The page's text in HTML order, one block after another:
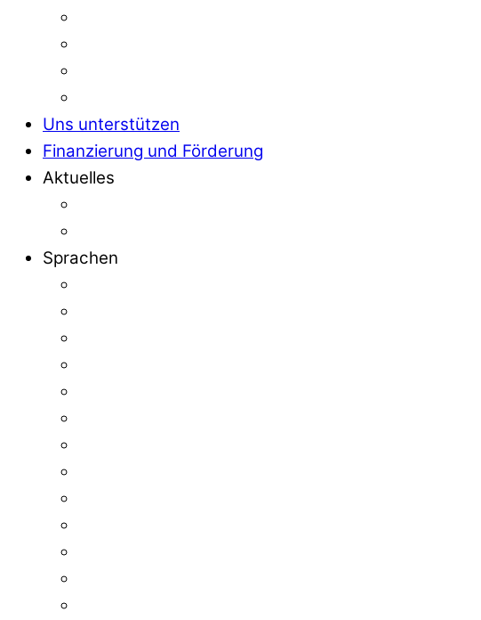
Uns unterstützen
Finanzierung und Förderung
Aktuelles
Sprachen